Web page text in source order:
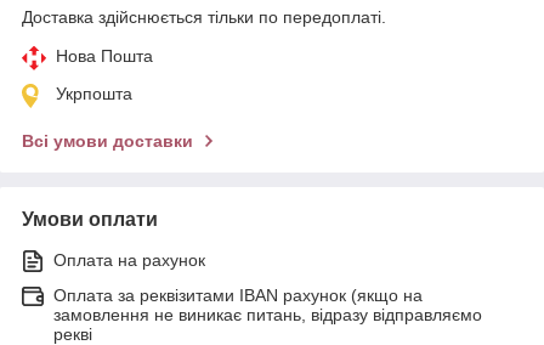
Доставка здійснюється тільки по передоплаті.
Нова Пошта
Укрпошта
Всі умови доставки
Умови оплати
Оплата на рахунок
Оплата за реквізитами IBAN рахунок (якщо на
замовлення не виникає питань, відразу відправляємо
рекві